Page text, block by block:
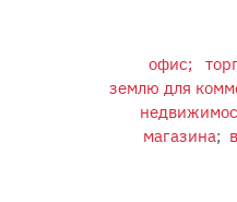
офис;
землю для
магазина;